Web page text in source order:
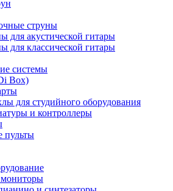
струны
для акустической гитары
для классической гитары
системы
Box)
для студийного оборудования
и контроллеры